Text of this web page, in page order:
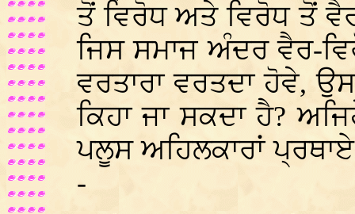
ਤੋਂ ਵਿਰੋਧ ਅਤੇ ਵਿਰੋਧ ਤੋਂ
ਜਿਸ ਸਮਾਜ ਅੰਦਰ ਵੈਰ-
ਵਰਤਾਰਾ ਵਰਤਦਾ ਹੋਵੇ,
ਕਿਹਾ ਜਾ ਸਕਦਾ ਹੈ?
ਪਲੂਸ ਅਹਿਲਕਾਰਾਂ
-